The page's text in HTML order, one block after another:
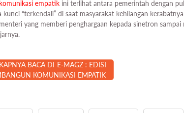
komunikasi empatik ini terlihat antara pemerintah dengan
kunci “terkendali” di saat masyarakat kehilangan
yang memberi penghargaan kepada sinetron
BACA DI E-MAGZ : EDISI
KOMUNIKASI EMPATIK